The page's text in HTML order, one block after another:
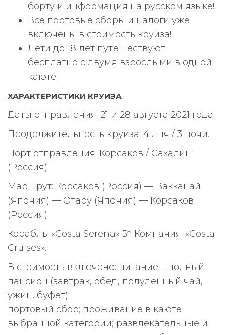
борту и информация на русском языке!
Все портовые сборы и налоги уже
включены в стоимость круиза!
Дети до 18 лет путешествуют
бесплатно с двумя взрослыми в одной
каюте!
ХАРАКТЕРИСТИКИ КРУИЗА
Даты отправления: 21 и 28 августа 2021 года.
Продолжительность круиза: 4 дня / 3 ночи.
Порт отправления: Корсаков / Сахалин
(Россия).
Маршрут: Корсаков (Россия) — Вакканай
(Япония) — Отару (Япония) — Корсаков
(Россия).
Корабль: «Costa Serena» 5*. Компания: «Costa
Cruises».
В стоимость включено: питание – полный
пансион (завтрак, обед, полуденный чай,
ужин, буфет);
портовый сбор; проживание в каюте
выбранной категории; развлекательные и